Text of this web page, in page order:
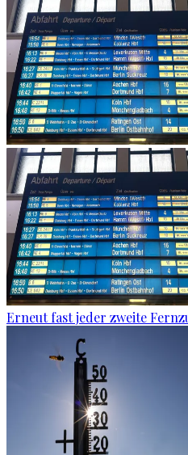
Erneut fast jeder zweite